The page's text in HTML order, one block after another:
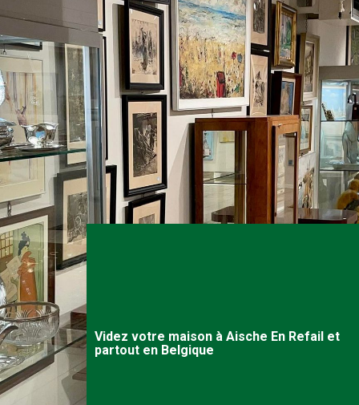
Videz votre maison à Aische En Refail et
partout en Belgique